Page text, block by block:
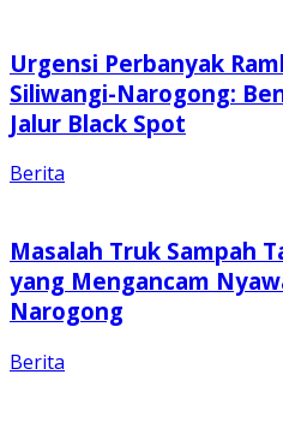
Urgensi Perbanyak
Siliwangi-Narogong:
Jalur Black Spot
Berita
Masalah Truk Sampah
yang Mengancam
Narogong
Berita